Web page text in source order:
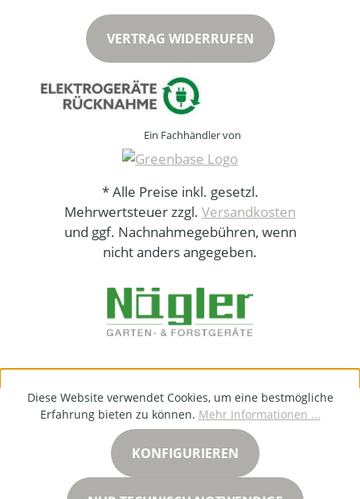
VERTRAG WIDERRUFEN
Ein Fachhändler von
* Alle Preise inkl. gesetzl.
Mehrwertsteuer zzgl. Versandkosten
und ggf. Nachnahmegebühren, wenn
nicht anders angegeben.
Diese Website verwendet Cookies, um eine bestmögliche
Erfahrung bieten zu können. Mehr Informationen ...
KONFIGURIEREN